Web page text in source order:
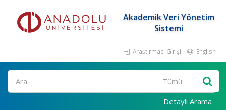
Akademik Veri Yönetim
Sistemi
Araştırmacı Girişi English
Ara
Detaylı Arama